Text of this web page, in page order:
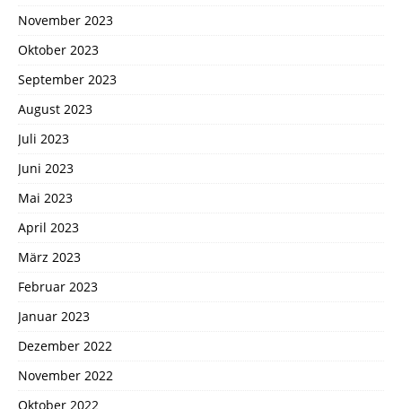
November 2023
Oktober 2023
September 2023
August 2023
Juli 2023
Juni 2023
Mai 2023
April 2023
März 2023
Februar 2023
Januar 2023
Dezember 2022
November 2022
Oktober 2022